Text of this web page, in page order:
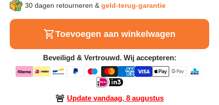
Alle collecties
30 dagen retourneren & geld-terug-garantie
Toevoegen aan winkelwagen
Beveiligd & Vertrouwd. Wij accepteren:
🚨 Update vandaag, 8 augustus